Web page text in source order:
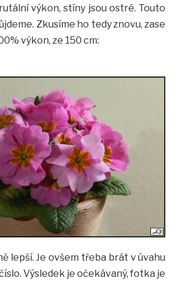
výkon, stíny jsou ostré. Touto
Zkusíme ho tedy znovu, zase
výkon, ze 150 cm:
lepší. Je ovšem třeba brát v úvahu
Výsledek je očekávaný, fotka je